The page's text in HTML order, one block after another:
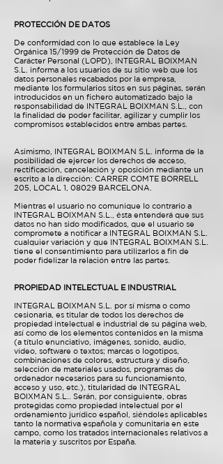
PROTECCIÓN DE DATOS
De conformidad con lo que establece la Ley
Orgánica 15/1999 de Protección de Datos de
Carácter Personal (LOPD), INTEGRAL BOIXMAN
S.L. informa a los usuarios de su sitio web que los
datos personales recabados por la empresa,
mediante los formularios sitos en sus páginas, serán
introducidos en un fichero automatizado bajo la
responsabilidad de INTEGRAL BOIXMAN S.L., con
la finalidad de poder facilitar, agilizar y cumplir los
compromisos establecidos entre ambas partes.
Asimismo, INTEGRAL BOIXMAN S.L. informa de la
posibilidad de ejercer los derechos de acceso,
rectificación, cancelación y oposición mediante un
escrito a la dirección: CARRER COMTE BORRELL
205, LOCAL 1, 08029 BARCELONA.
Mientras el usuario no comunique lo contrario a
INTEGRAL BOIXMAN S.L., ésta entenderá que sus
datos no han sido modificados, que el usuario se
compromete a notificar a INTEGRAL BOIXMAN S.L.
cualquier variación y que INTEGRAL BOIXMAN S.L.
tiene el consentimiento para utilizarlos a fin de
poder fidelizar la relación entre las partes.
PROPIEDAD INTELECTUAL E INDUSTRIAL
INTEGRAL BOIXMAN S.L. por sí misma o como
cesionaria, es titular de todos los derechos de
propiedad intelectual e industrial de su página web,
así como de los elementos contenidos en la misma
(a título enunciativo, imágenes, sonido, audio,
vídeo, software o textos; marcas o logotipos,
combinaciones de colores, estructura y diseño,
selección de materiales usados, programas de
ordenador necesarios para su funcionamiento,
acceso y uso, etc.), titularidad de INTEGRAL
BOIXMAN S.L.. Serán, por consiguiente, obras
protegidas como propiedad intelectual por el
ordenamiento jurídico español, siéndoles aplicables
tanto la normativa española y comunitaria en este
campo, como los tratados internacionales relativos a
la materia y suscritos por España.